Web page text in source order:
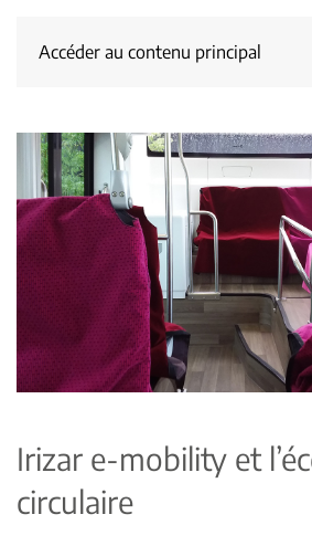
Accéder au contenu principal
Irizar e-mobility et
circulaire